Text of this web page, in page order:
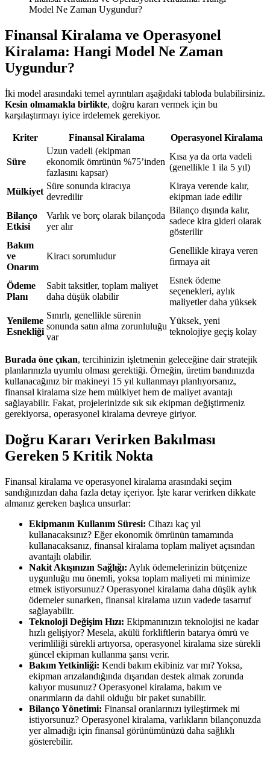
Model Ne Zaman Uygundur?
Finansal Kiralama ve Operasyonel
Kiralama: Hangi Model Ne Zaman
Uygundur?
İki model arasındaki temel ayrıntıları aşağıdaki tabloda bulabilirsiniz.
Kesin olmamakla birlikte, doğru kararı vermek için bu
karşılaştırmayı iyice irdelemek gerekiyor.
Kriter Finansal Kiralama Operasyonel Kiralama
Süre
Uzun vadeli (ekipman
ekonomik ömrünün %75’inden
fazlasını kapsar)
Kısa ya da orta vadeli
(genellikle 1 ila 5 yıl)
Mülkiyet
Süre sonunda kiracıya
devredilir
Kiraya verende kalır,
ekipman iade edilir
Bilanço
Etkisi
Varlık ve borç olarak bilançoda
yer alır
Bilanço dışında kalır,
sadece kira gideri olarak
gösterilir
Bakım
ve
Onarım
Kiracı sorumludur
Genellikle kiraya veren
firmaya ait
Ödeme
Planı
Sabit taksitler, toplam maliyet
daha düşük olabilir
Esnek ödeme
seçenekleri, aylık
maliyetler daha yüksek
Yenileme
Esnekliği
Sınırlı, genellikle sürenin
sonunda satın alma zorunluluğu
var
Yüksek, yeni
teknolojiye geçiş kolay
Burada öne çıkan, tercihinizin işletmenin geleceğine dair stratejik
planlarınızla uyumlu olması gerektiği. Örneğin, üretim bandınızda
kullanacağınız bir makineyi 15 yıl kullanmayı planlıyorsanız,
finansal kiralama size hem mülkiyet hem de maliyet avantajı
sağlayabilir. Fakat, projelerinizde sık sık ekipman değiştirmeniz
gerekiyorsa, operasyonel kiralama devreye giriyor.
Doğru Kararı Verirken Bakılması
Gereken 5 Kritik Nokta
Finansal kiralama ve operasyonel kiralama arasındaki seçim
sandığınızdan daha fazla detay içeriyor. İşte karar verirken dikkate
almanız gereken başlıca unsurlar:
Ekipmanın Kullanım Süresi: Cihazı kaç yıl
kullanacaksınız? Eğer ekonomik ömrünün tamamında
kullanacaksanız, finansal kiralama toplam maliyet açısından
avantajlı olabilir.
Nakit Akışınızın Sağlığı: Aylık ödemelerinizin bütçenize
uygunluğu mu önemli, yoksa toplam maliyeti mi minimize
etmek istiyorsunuz? Operasyonel kiralama daha düşük aylık
ödemeler sunarken, finansal kiralama uzun vadede tasarruf
sağlayabilir.
Teknoloji Değişim Hızı: Ekipmanınızın teknolojisi ne kadar
hızlı gelişiyor? Mesela, akülü forkliftlerin batarya ömrü ve
verimliliği sürekli artıyorsa, operasyonel kiralama size sürekli
güncel ekipman kullanma şansı verir.
Bakım Yetkinliği: Kendi bakım ekibiniz var mı? Yoksa,
ekipman arızalandığında dışarıdan destek almak zorunda
kalıyor musunuz? Operasyonel kiralama, bakım ve
onarımların da dahil olduğu bir paket sunabilir.
Bilanço Yönetimi: Finansal oranlarınızı iyileştirmek mi
istiyorsunuz? Operasyonel kiralama, varlıkların bilançonuzda
yer almadığı için finansal görünümünüzü daha sağlıklı
gösterebilir.